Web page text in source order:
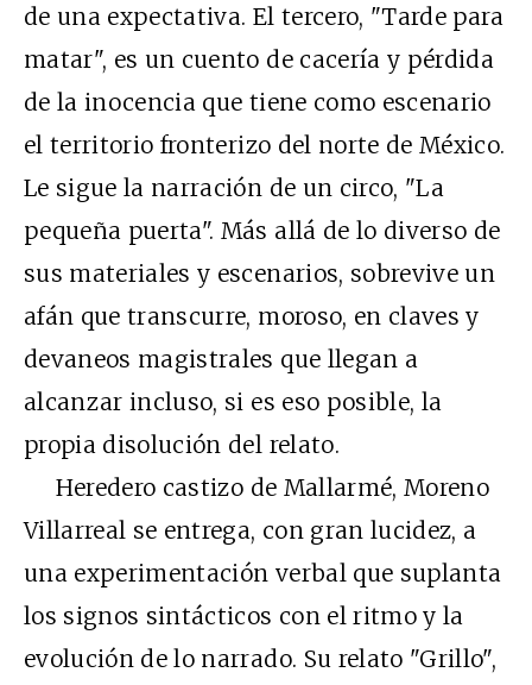
de una expectativa. El tercero, "Tarde para
matar", es un cuento de cacería y pérdida
de la inocencia que tiene como escenario
el territorio fronterizo del norte de México.
Le sigue la narración de un circo, "La
pequeña puerta". Más allá de lo diverso de
sus materiales y escenarios, sobrevive un
afán que transcurre, moroso, en claves y
devaneos magistrales que llegan a
alcanzar incluso, si es eso posible, la
propia disolución del relato.
Heredero castizo de Mallarmé, Moreno
Villarreal se entrega, con gran lucidez, a
una experimentación verbal que suplanta
los signos sintácticos con el ritmo y la
evolución de lo narrado. Su relato "Grillo",